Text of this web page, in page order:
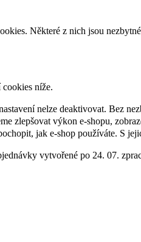
Některé z nich jsou
níže.
nelze deaktivovat. Bez
zlepšovat výkon e-shopu,
jak e-shop používáte. S
vytvořené po 24. 07.